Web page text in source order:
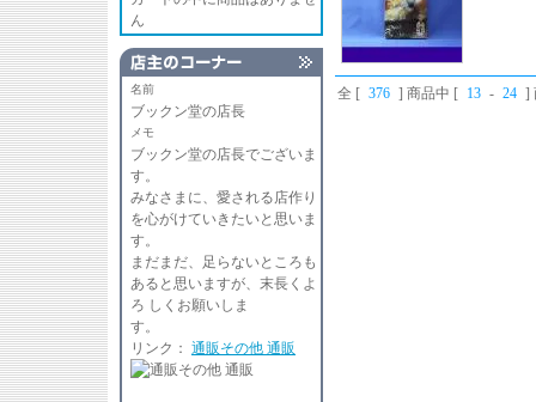
ん
名前
ブックン堂の店長
メモ
ブックン堂の店長でございま
す
みなさまに、愛される店作り
を心がけていきたいと思いま
す。
まだまだ、足らないところも
あると思いますが、末長くよ
ろ しくお願いしま
リンク： 通販その他 通販
全 [ 376 ] 商品中 [ 13 - 24 ]